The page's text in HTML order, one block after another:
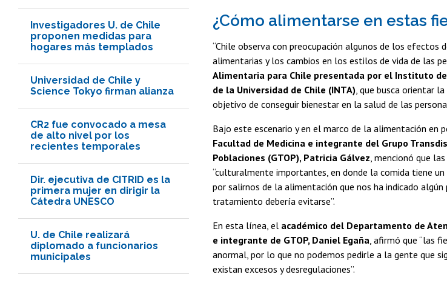
Investigadores U. de Chile
proponen medidas para
hogares más templados
Universidad de Chile y
Science Tokyo firman alianza
CR2 fue convocado a mesa
de alto nivel por los
recientes temporales
Dir. ejecutiva de CITRID es la
primera mujer en dirigir la
Cátedra UNESCO
U. de Chile realizará
diplomado a funcionarios
municipales
¿Cómo alimentarse en estas
“Chile observa con preocupación algunos de los efectos
alimentarias y los cambios en los estilos de vida de las
Alimentaria para Chile presentada por el Instituto
de la Universidad de Chile (INTA) , que busca orientar
objetivo de conseguir bienestar en la salud de las
Bajo este escenario y en el marco de la alimentación en
Facultad de Medicina e integrante del Grupo
Poblaciones (GTOP), Patricia Gálvez , mencionó que
“culturalmente importantes, en donde la comida tiene
por salirnos de la alimentación que nos ha indicado
tratamiento debería evitarse”.
En esta línea, el académico del Departamento de
e integrante de GTOP, Daniel Egaña , afirmó que “las
anormal, por lo que no podemos pedirle a la gente que
existan excesos y desregulaciones”.